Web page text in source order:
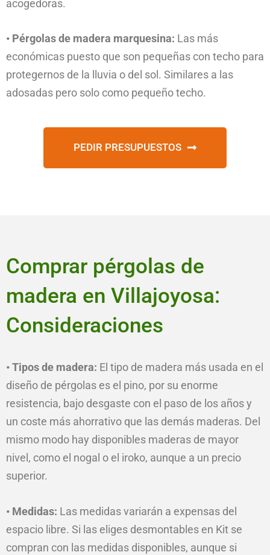
acogedoras.
• Pérgolas de madera marquesina: Las más
económicas puesto que son pequeñas con techo para
protegernos de la lluvia o del sol. Similares a las
adosadas pero solo como pequeño techo.
PEDIR PRESUPUESTOS
Comprar pérgolas de
madera en Villajoyosa:
Consideraciones
• Tipos de madera: El tipo de madera más usada en el
diseño de pérgolas es el pino, por su enorme
resistencia, bajo desgaste con el paso de los años y
un coste más ahorrativo que las demás maderas. Del
mismo modo hay disponibles maderas de mayor
nivel, como el nogal o el iroko, aunque a un precio
superior.
• Medidas: Las medidas variarán a expensas del
espacio libre. Si las eliges desmontables en Kit se
compran con las medidas disponibles, aunque si